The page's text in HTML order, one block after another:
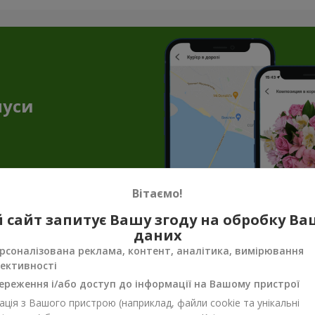
до квітів — торт як подарунок в
незабутню атмосферу. Але букет квітів з тортом
якщо ви збираєтесь в гості, готуєтесь до побачення
свята.
Вітаємо!
сайт запитує Вашу згоду на обробку
даних
реклама, контент, аналітика, вимірювання
і/або доступ до інформації на Вашому пристрої
з Вашого пристрою (наприклад, файли cookie та унікальні